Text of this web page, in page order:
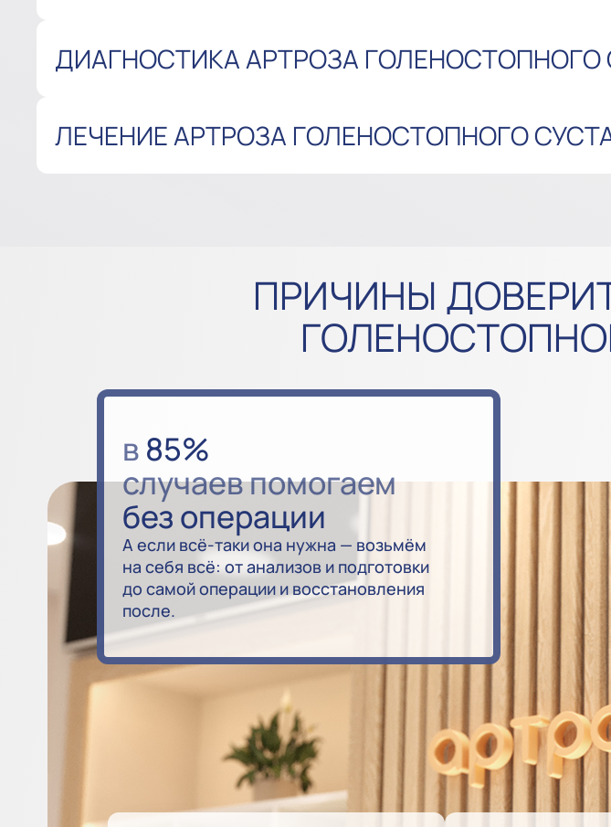
ДИАГНОСТИКА АРТРОЗА ГОЛЕНОСТОПНОГО
ЛЕЧЕНИЕ АРТРОЗА ГОЛЕНОСТОПНОГО
ПРИЧИНЫ
в85%
случаев помогаем
без операции
А если всё-таки она нужна — возьмём
на себя всё: от анализов и подготовки
до самой операции и восстановления
после.